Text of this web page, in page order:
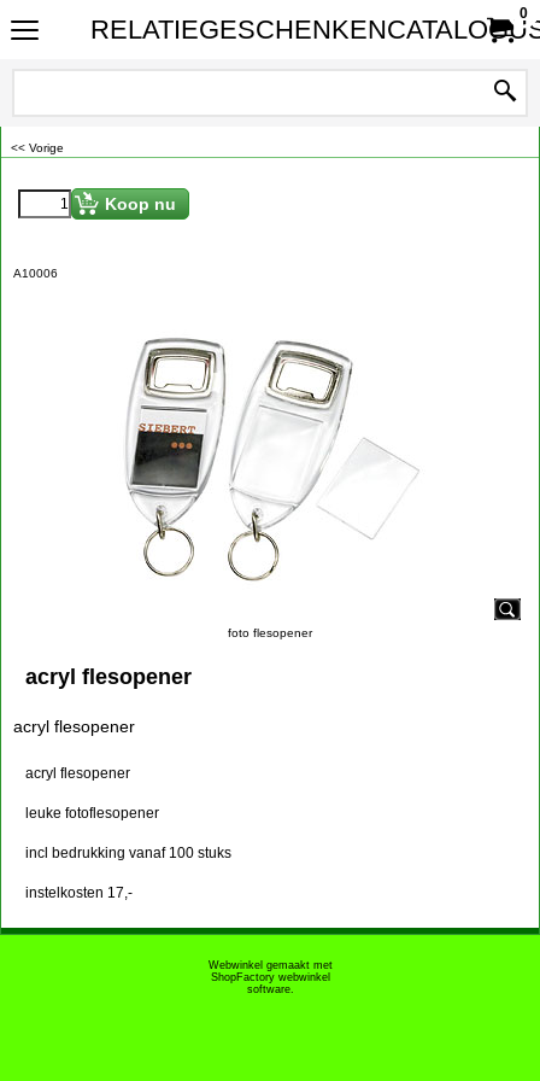
0
<< Vorige
Koop nu
A10006
foto flesopener
acryl flesopener
acryl flesopener
acryl flesopener
leuke fotoflesopener
incl bedrukking vanaf 100 stuks
instelkosten 17,-
Webwinkel gemaakt met
ShopFactory webwinkel
software.